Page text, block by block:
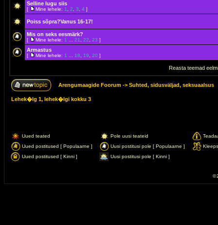
Selline lugu siis
[ Mine lehele: 1 2 3 4 ]
Poiss sõpra?Vanus 16-17!
Mis on seks eesmärk?
[ Mine lehele: 1 21 22 23 ]
Armastus
[ Mine lehele: 1 18 19 20 ]
Reasta teemad
Arengumaagide Foorum -> Suhted, sidusväljad, seksuaalsus
Lehek�lg 1, lehek�lgi kokku 3
Uued teated Pole uusi teateid
Uued postitused [ Populaarne ]
Uusi postitusi pole [ Populaarne ]
Kleeps
Uued postitused [ Kinni ]
Uusi postitusi pole [ Kinni ]
©